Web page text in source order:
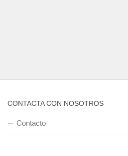
CONTACTA CON NOSOTROS
Contacto